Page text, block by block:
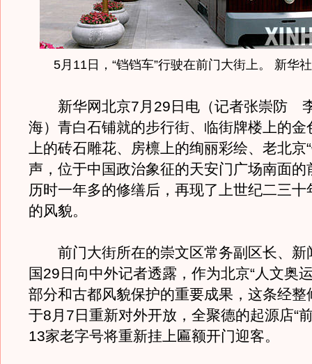
5月11日，“铛铛车”行驶在前门大街上。 新华
新华网北京7月29日电（记者张崇防
海）青白石铺就的步行街、临街牌楼上的金
上的砖石雕花、房檩上的绚丽彩绘、老北京
声，位于中国政治象征的天安门广场南面的
历时一年多的修缮后，再现了上世纪二三十
的风貌。
前门大街所在的崇文区常务副区长、新
国29日向中外记者透露，作为北京“人文奥
部分和古都风貌保护的重要成果，这条经整
于8月7日重新对外开放，全聚德的起源店“
13家老字号将重新挂上匾额开门迎客。